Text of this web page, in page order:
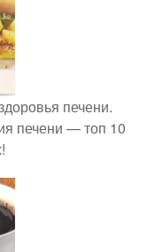
печени.
печени — топ 10